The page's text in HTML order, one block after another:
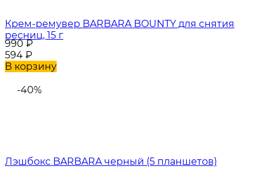
Крем-ремувер BARBARA BOUNTY для снятия
ресниц, 15 г
990₽
594 ₽
В корзину
-40%
Лэшбокс BARBARA черный (5 планшетов)